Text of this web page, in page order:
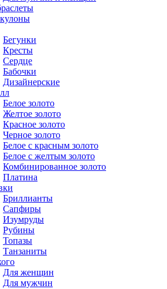
Бегунки
Кресты
Сердце
Бабочки
Дизайнерские
Белое золото
Желтое золото
Красное золото
Черное золото
Белое с красным золото
Белое с желтым золото
Комбинированное золото
Платина
Бриллианты
Сапфиры
Изумруды
Рубины
Топазы
Танзаниты
Для женщин
Для мужчин